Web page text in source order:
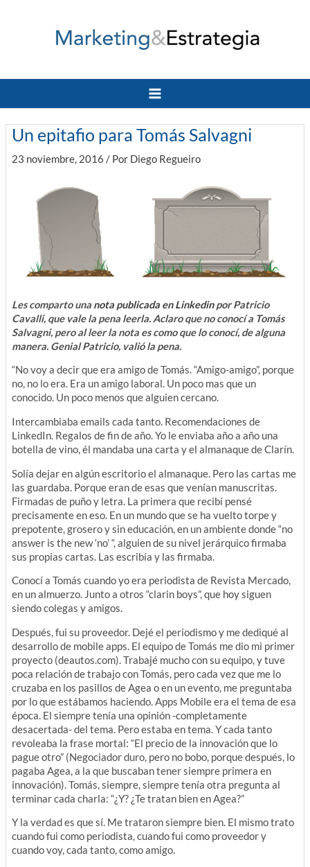
Main
Menu
Un epitafio para Tomás Salvagni
23 noviembre, 2016 / Por Diego Regueiro
Les comparto una nota publicada en Linkedinpor Patricio
Cavalli, que vale la pena leerla. Aclaro que no conocí a Tomás
Salvagni, pero al leer la nota es como que lo conocí, de alguna
manera. Genial Patricio, valió la pena.
“No voy a decir que era amigo de Tomás. “Amigo-amigo”, porque
no, no lo era. Era un amigo laboral. Un poco mas que un
conocido. Un poco menos que alguien cercano.
Intercambiaba emails cada tanto. Recomendaciones de
LinkedIn. Regalos de fin de año. Yo le enviaba año a año una
botella de vino, él mandaba una carta y el almanaque de Clarín.
Solía dejar en algún escritorio el almanaque. Pero las cartas me
las guardaba. Porque eran de esas que venían manuscritas.
Firmadas de puño y letra. La primera que recibí pensé
precisamente en eso. En un mundo que se ha vuelto torpe y
prepotente, grosero y sin educación, en un ambiente donde “no
answer is the new ‘no’ “, alguien de su nivel jerárquico firmaba
sus propias cartas. Las escribía y las firmaba.
Conocí a Tomás cuando yo era periodista de Revista Mercado,
en un almuerzo. Junto a otros “clarin boys”, que hoy siguen
siendo colegas y amigos.
Después, fui su proveedor. Dejé el periodismo y me dediqué al
desarrollo de mobile apps. El equipo de Tomás me dio mi primer
proyecto (deautos.com). Trabajé mucho con su equipo, y tuve
poca relación de trabajo con Tomás, pero cada vez que me lo
cruzaba en los pasillos de Agea o en un evento, me preguntaba
por lo que estábamos haciendo. Apps Mobile era el tema de esa
época. El siempre tenía una opinión -completamente
desacertada- del tema. Pero estaba en tema. Y cada tanto
revoleaba la frase mortal: “El precio de la innovación que lo
pague otro” (Negociador duro, pero no bobo, porque después, lo
pagaba Agea, a la que buscaban tener siempre primera en
innovación). Tomás, siempre, siempre tenía otra pregunta al
terminar cada charla: “¿Y? ¿Te tratan bien en Agea?”
Y la verdad es que sí. Me trataron siempre bien. El mismo trato
cuando fui como periodista, cuando fui como proveedor y
cuando voy, cada tanto, como amigo.